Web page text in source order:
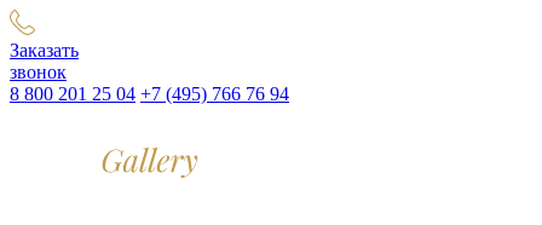
Заказать
звонок
8 800 201 25 04 +7 (495) 766 76 94